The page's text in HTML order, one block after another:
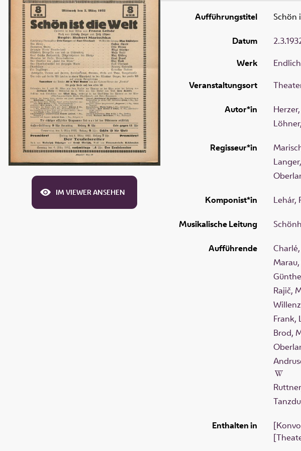
IM VIEWER ANSEHEN
Enthalten in
Aufführungstitel Schön
Autor*in
Regisseur*in
Komponist*in Lehár,
Musikalische Leitung
Veranstaltungsort
Aufführende
Rajič,
Frank,
Brod,
Datum
Werk